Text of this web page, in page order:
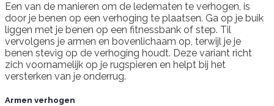
Een van de manieren om de ledematen te verhogen, is
door je benen op een verhoging te plaatsen. Ga op je buik
liggen met je benen op een fitnessbank of step. Til
vervolgens je armen en bovenlichaam op, terwijl je je
benen stevig op de verhoging houdt. Deze variant richt
zich voornamelijk op je rugspieren en helpt bij het
versterken van je onderrug.
Armen verhogen